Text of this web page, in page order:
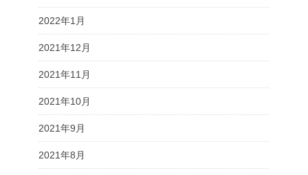
2022年1月
2021年12月
2021年11月
2021年10月
2021年9月
2021年8月